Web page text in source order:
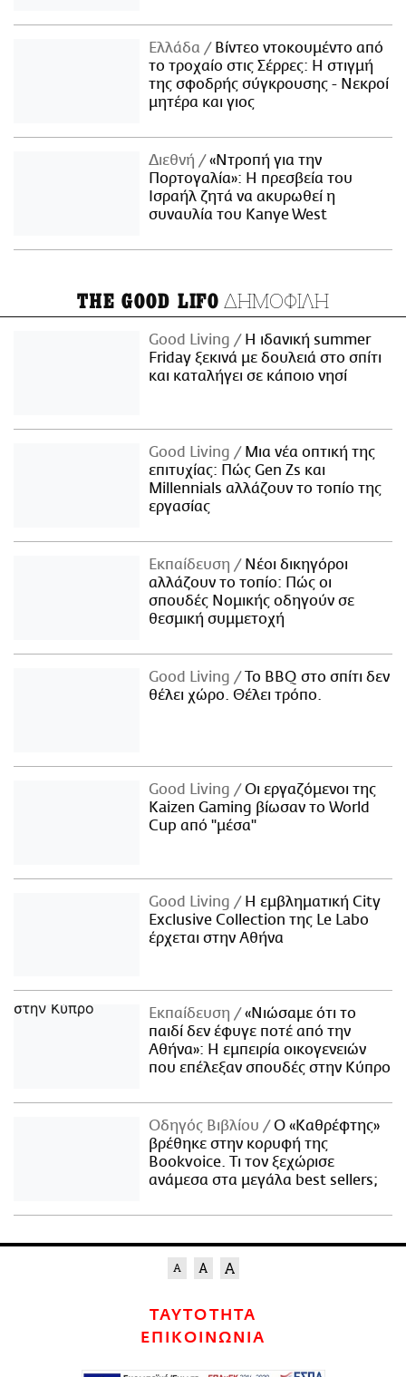
Ελλάδα
Βίντεο ντοκουμέντο από
το τροχαίο στις Σέρρες: Η στιγμή
της σφοδρής σύγκρουσης - Νεκροί
μητέρα και γιος
Διεθνή
«Ντροπή για την
Πορτογαλία»: Η πρεσβεία του
Ισραήλ ζητά να ακυρωθεί η
συναυλία του Kanye West
THE GOOD LIFO ΔΗΜΟΦΙΛΗ
Good Living
Η ιδανική summer
Friday ξεκινά με δουλειά στο σπίτι
και καταλήγει σε κάποιο νησί
Good Living
Μια νέα οπτική της
επιτυχίας: Πώς Gen Zs και
Millennials αλλάζουν το τοπίο της
εργασίας
Εκπαίδευση
Νέοι δικηγόροι
αλλάζουν το τοπίο: Πώς οι
σπουδές Νομικής οδηγούν σε
θεσμική συμμετοχή
Good Living
Το BBQ στο σπίτι δεν
θέλει χώρο. Θέλει τρόπο.
Good Living
Οι εργαζόμενοι της
Kaizen Gaming βίωσαν το World
Cup από "μέσα"
Good Living
Η εμβληματική City
Exclusive Collection της Le Labo
έρχεται στην Αθήνα
Εκπαίδευση
«Νιώσαμε ότι το
παιδί δεν έφυγε ποτέ από την
Αθήνα»: Η εμπειρία οικογενειών
που επέλεξαν σπουδές στην Κύπρο
Οδηγός Βιβλίου
Ο «Καθρέφτης»
βρέθηκε στην κορυφή της
Bookvoice. Τι τον ξεχώρισε
ανάμεσα στα μεγάλα best sellers;
ΤΑΥΤΟΤΗΤΑ
ΕΠΙΚΟΙΝΩΝΙΑ